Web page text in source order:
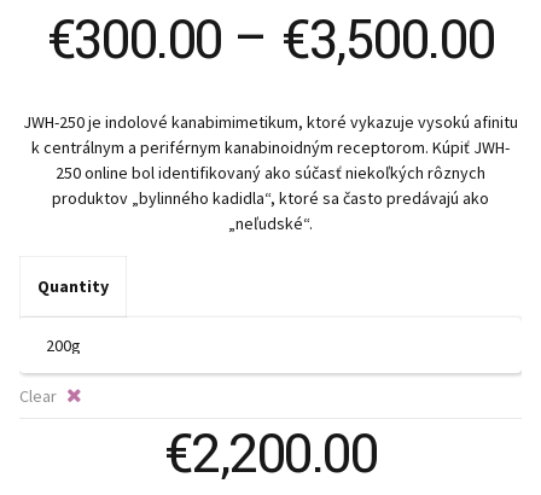
€300.00 – €3,500.00
JWH-250 je indolové kanabimimetikum, ktoré vykazuje vysokú afinitu
k centrálnym a periférnym kanabinoidným receptorom. Kúpiť JWH-
250 online bol identifikovaný ako súčasť niekoľkých rôznych
produktov „bylinného kadidla“, ktoré sa často predávajú ako
„neľudské“.
Quantity
Clear
€2,200.00